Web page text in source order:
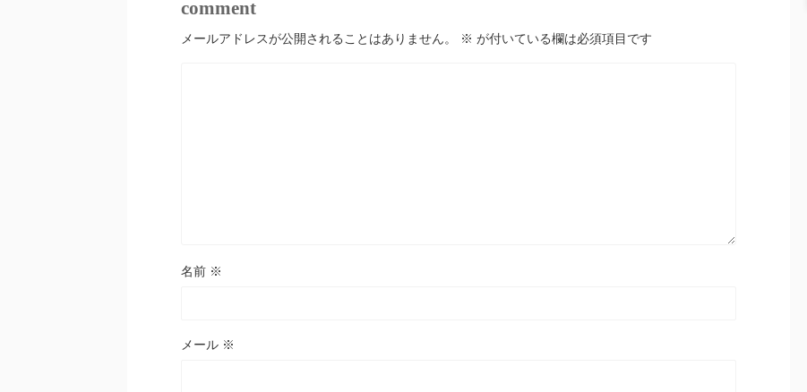
comment
メールアドレスが公開されることはありません。 ※ が付いている欄は必須項目です
名前 ※
メール ※